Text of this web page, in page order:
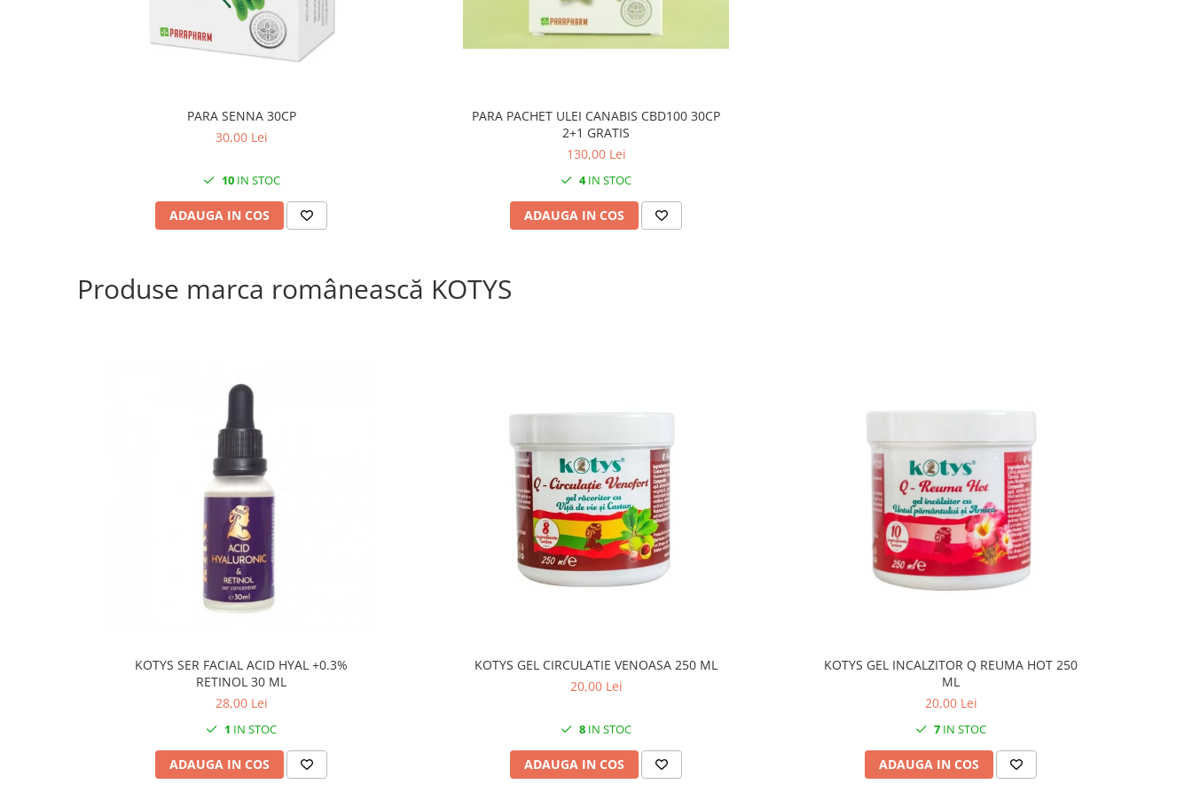
PARA SENNA 30CP
30,00 Lei
10IN STOC
ADAUGA IN COS
PARA PACHET ULEI CANABIS CBD100 30CP
2+1 GRATIS
130,00 Lei
4IN STOC
ADAUGA IN COS
Produse marca românească KOTYS
KOTYS SER FACIAL ACID HYAL +0.3%
RETINOL 30 ML
28,00 Lei
1 IN STOC
ADAUGA IN COS
KOTYS GEL CIRCULATIE VENOASA 250 ML
20,00 Lei
8 IN STOC
ADAUGA IN COS
KOTYS GEL INCALZITOR Q REUMA HOT 250
ML
20,00 Lei
7 IN STOC
ADAUGA IN COS